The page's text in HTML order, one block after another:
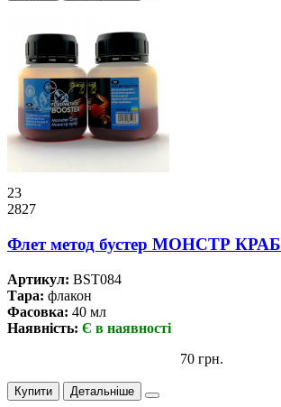
23
2827
Флет метод бустер МОНСТР КРАБ
Артикул: BST084
Тара: флакон
Фасовка: 40 мл
Наявність: Є в наявності
70 грн.
Купити Детальніше